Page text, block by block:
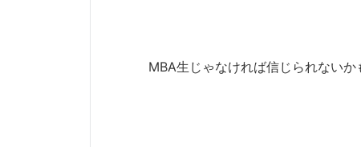
MBA生じゃなければ信じられないか